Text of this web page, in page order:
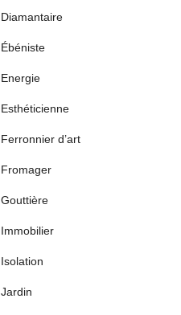
Diamantaire
Ébéniste
Energie
Esthéticienne
Ferronnier d’art
Fromager
Gouttière
Immobilier
Isolation
Jardin